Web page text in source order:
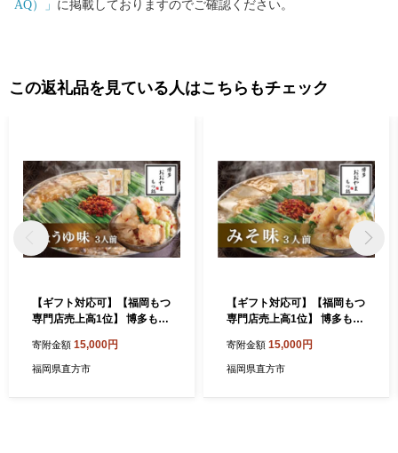
AQ）」 に掲載しておりますのでご確認ください。
この返礼品を見ている人はこちらもチェック
【ギフト対応可】【福岡もつ
専門店売上高1位】 博多もつ
味 3人前 国産牛 牛もつ しょ
うゆスープ 味噌味 ちゃんぽ
寄附金額 15,000円
福岡県直方市
【ギフト対応可】【福岡もつ
専門店売上高1位】 博多もつ
人前 国産牛 牛もつ みそスー
プ 味噌味 ちゃんぽん麺 ホル
寄附金額 15,000円
福岡県直方市